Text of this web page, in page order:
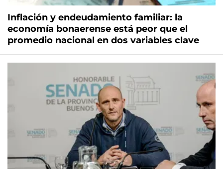
Inflación y endeudamiento familiar: la
economía bonaerense está peor que el
promedio nacional en dos variables clave